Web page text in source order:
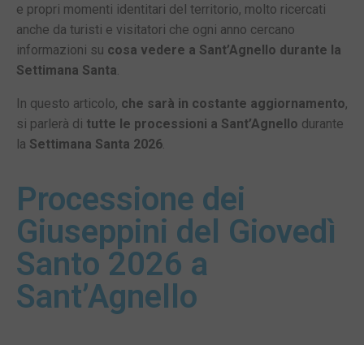
e propri momenti identitari del territorio, molto ricercati
anche da turisti e visitatori che ogni anno cercano
informazioni su cosa vedere a Sant’Agnello durante la
Settimana Santa.
In questo articolo, che sarà in costante aggiornamento,
si parlerà di tutte le processioni a Sant’Agnello durante
la Settimana Santa 2026.
Processione dei
Giuseppini del Giovedì
Santo 2026 a
Sant’Agnello